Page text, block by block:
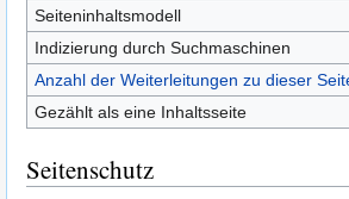
Seiteninhaltsmodell
Indizierung durch Suchmaschinen
Anzahl der Weiterleitungen zu dieser
Gezählt als eine Inhaltsseite
Seitenschutz